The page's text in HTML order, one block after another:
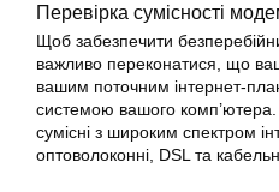
Перевірка сумісності
Щоб забезпечити
важливо переконатися, що
вашим поточним інтернет-
системою вашого
сумісні з широким спектром
оптоволоконні, DSL та